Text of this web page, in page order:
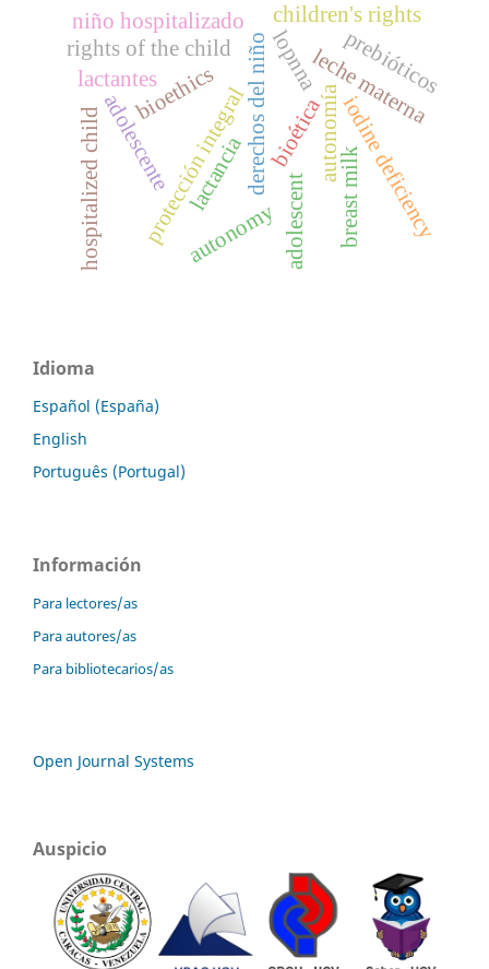
bioéticaautonomía
derechos del niño
protección integral
adolescente
bioethics
autonomy
rights of the child
adolescent
lopnna
niño hospitalizado children's rights
hospitalized child lactancia
leche materna
iodine deficiency
b
r
e
a
s
t
m
i
l
k
lactantes prebióticos
Idioma
Español (España)
English
Português (Portugal)
Información
Para lectores/as
Para autores/as
Para bibliotecarios/as
Open Journal Systems
Auspicio